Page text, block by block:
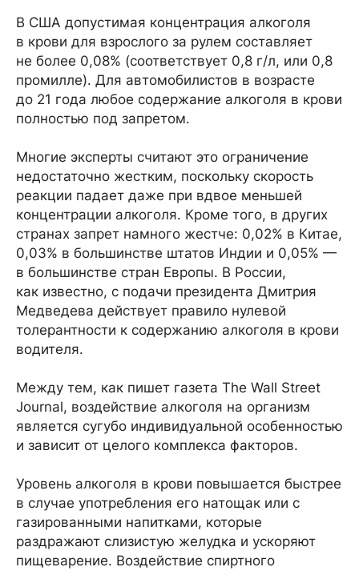
В США допустимая концентрация алкоголя
в крови для взрослого за рулем составляет
не более 0,08% (соответствует 0,8 г/л, или 0,8
промилле). Для автомобилистов в возрасте
до 21 года любое содержание алкоголя в крови
полностью под запретом.
Многие эксперты считают это ограничение
недостаточно жестким, поскольку скорость
реакции падает даже при вдвое меньшей
концентрации алкоголя. Кроме того, в других
странах запрет намного жестче: 0,02% в Китае,
0,03% в большинстве штатов Индии и 0,05% —
в большинстве стран Европы. В России,
как известно, с подачи президента Дмитрия
Медведева действует правило нулевой
толерантности к содержанию алкоголя в крови
водителя.
Между тем, как пишет газета The Wall Street
Journal, воздействие алкоголя на организм
является сугубо индивидуальной особенностью
и зависит от целого комплекса факторов.
Уровень алкоголя в крови повышается быстрее
в случае употребления его натощак или с
газированными напитками, которые
раздражают слизистую желудка и ускоряют
пищеварение. Воздействие спиртного